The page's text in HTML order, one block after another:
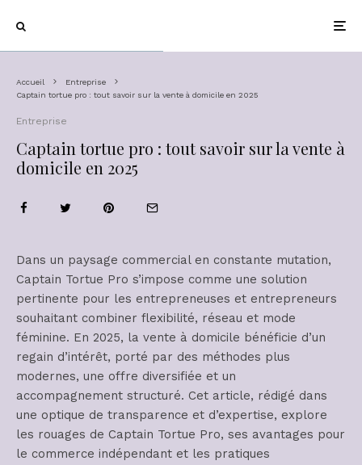
Accueil
Entreprise
Captain tortue pro : tout savoir sur la vente à domicile en 2025
Entreprise
Captain tortue pro : tout savoir sur la vente à
domicile en 2025
Dans un paysage commercial en constante mutation,
Captain Tortue Pro s’impose comme une solution
pertinente pour les entrepreneuses et entrepreneurs
souhaitant combiner flexibilité, réseau et mode
féminine. En 2025, la vente à domicile bénéficie d’un
regain d’intérêt, porté par des méthodes plus
modernes, une offre diversifiée et un
accompagnement structuré. Cet article, rédigé dans
une optique de transparence et d’expertise, explore
les rouages de Captain Tortue Pro, ses avantages pour
le commerce indépendant et les pratiques